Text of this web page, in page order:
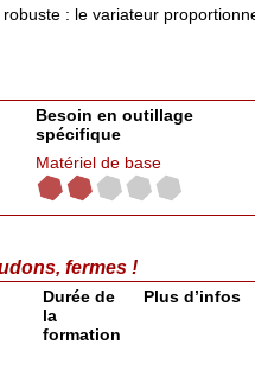
: le variateur
Besoin en outillage
spécifique
Matériel de base
fermes !
Durée de
la
formation
Plus d’infos